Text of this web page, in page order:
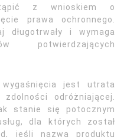
z wnioskiem o
prawa ochronnego.
i wymaga
potwierdzających
jest utrata
odróżniającej.
stanie się potocznym
dla których został
jeśli nazwa produktu